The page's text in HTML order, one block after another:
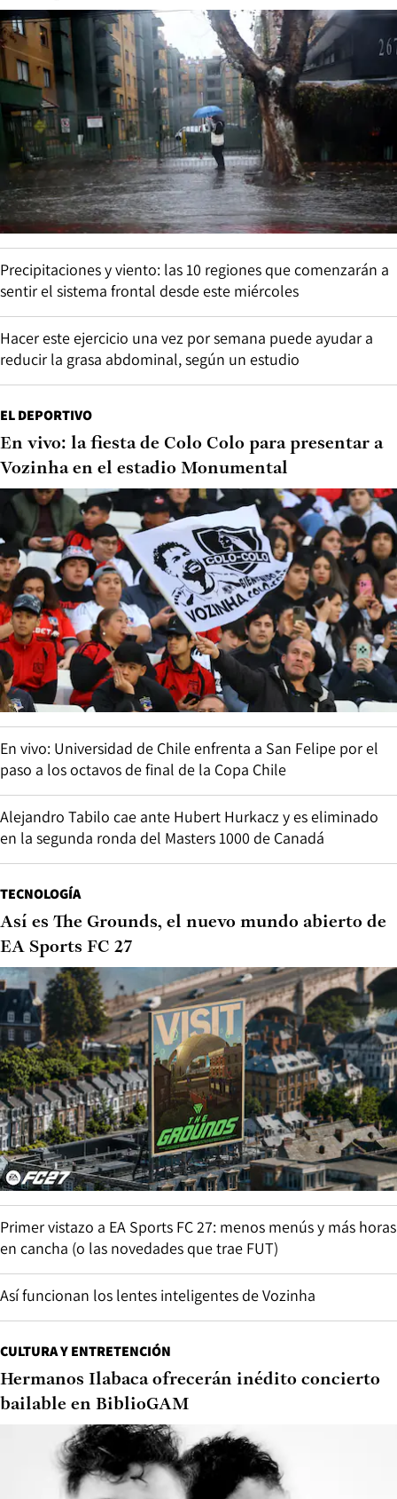
Precipitaciones y viento: las 10 regiones que comenzarán a
sentir el sistema frontal desde este miércoles
Hacer este ejercicio una vez por semana puede ayudar a
reducir la grasa abdominal, según un estudio
EL DEPORTIVO
En vivo: la fiesta de Colo Colo para presentar a
Vozinha en el estadio Monumental
En vivo: Universidad de Chile enfrenta a San Felipe por el
paso a los octavos de final de la Copa Chile
Alejandro Tabilo cae ante Hubert Hurkacz y es eliminado
en la segunda ronda del Masters 1000 de Canadá
TECNOLOGÍA
Así es The Grounds, el nuevo mundo abierto de
EA Sports FC 27
Primer vistazo a EA Sports FC 27: menos menús y más horas
en cancha (o las novedades que trae FUT)
Así funcionan los lentes inteligentes de Vozinha
CULTURA Y ENTRETENCIÓN
Hermanos Ilabaca ofrecerán inédito concierto
bailable en BiblioGAM